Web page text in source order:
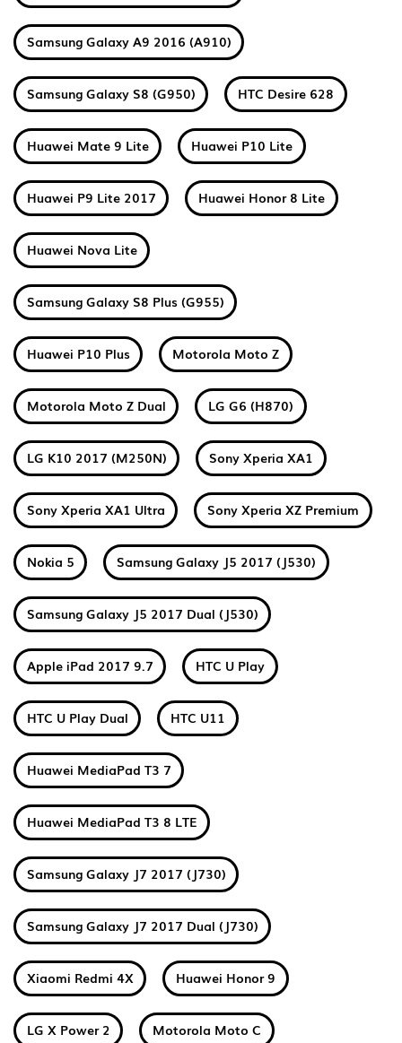
Samsung Galaxy A9 2016 (A910)
Samsung Galaxy S8 (G950) HTC Desire 628
Huawei Mate 9 Lite Huawei P10 Lite
Huawei P9 Lite 2017 Huawei Honor 8 Lite
Huawei Nova Lite
Samsung Galaxy S8 Plus (G955)
Huawei P10 Plus Motorola Moto Z
Motorola Moto Z Dual LG G6 (H870)
LG K10 2017 (M250N) Sony Xperia XA1
Sony Xperia XA1 Ultra Sony Xperia XZ Premium
Nokia 5 Samsung Galaxy J5 2017 (J530)
Samsung Galaxy J5 2017 Dual (J530)
Apple iPad 2017 9.7 HTC U Play
HTC U Play Dual HTC U11
Huawei MediaPad T3 7
Huawei MediaPad T3 8 LTE
Samsung Galaxy J7 2017 (J730)
Samsung Galaxy J7 2017 Dual (J730)
Xiaomi Redmi 4X Huawei Honor 9
LG X Power 2 Motorola Moto C